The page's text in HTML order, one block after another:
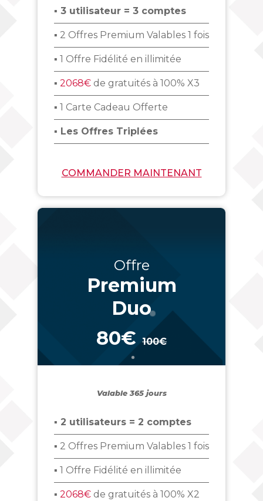
Offre
Premium
Duo
80€ 100€
_
Valable 365 jours
▪ 2 utilisateurs = 2 comptes
▪ 2 Offres Premium Valables 1 fois
▪ 1 Offre Fidélité en illimitée
▪ 2068€ de gratuités à 100% X2
▪ 3 utilisateur = 3 comptes
▪ 2 Offres Premium Valables 1 fois
▪ 1 Offre Fidélité en illimitée
▪ 2068€ de gratuités à 100% X3
▪ 1 Carte Cadeau Offerte
▪ Les Offres Triplées
COMMANDER MAINTENANT